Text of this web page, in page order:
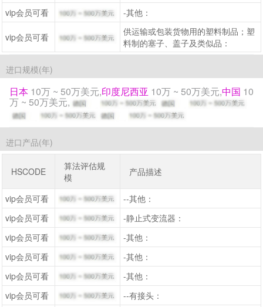
vip会员可看
-其他：
vip会员可看
供运输或包装货物用的塑料制品；塑
料制的塞子、盖子及类似品：
进口规模(年)
日本 10万 ~ 50万美元,印度尼西亚 10万 ~ 50万美元,中国 10
万 ~ 50万美元,
进口产品(年)
HSCODE
算法评估规
模
产品描述
vip会员可看
--其他：
vip会员可看
-静止式变流器：
vip会员可看
-其他：
vip会员可看
-其他：
vip会员可看
-其他：
vip会员可看
--有接头：